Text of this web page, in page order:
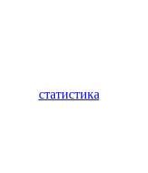
статистика